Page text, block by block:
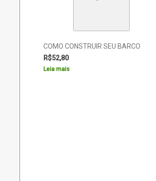
COMO CONSTRUIR SEU BARCO
R$52,80
Leia mais